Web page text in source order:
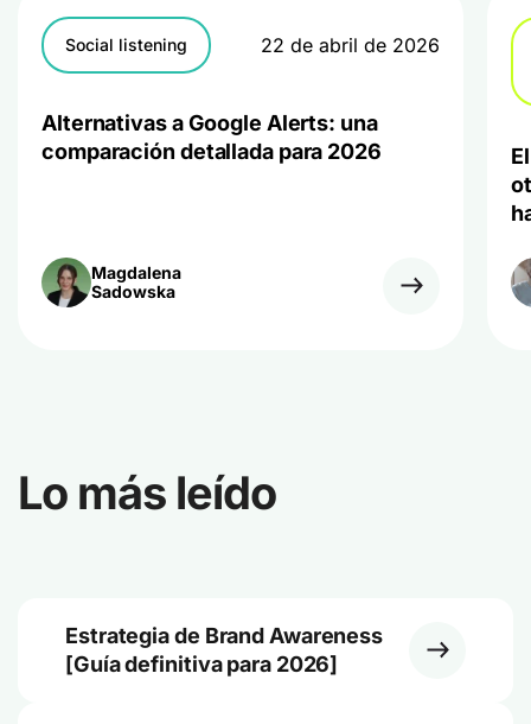
Social listening 22 de abril de 2026
Alternativas a Google Alerts: una
comparación detallada para 2026
Magdalena
Sadowska
Lo más leído
Estrategia de Brand Awareness
[Guía definitiva para 2026]